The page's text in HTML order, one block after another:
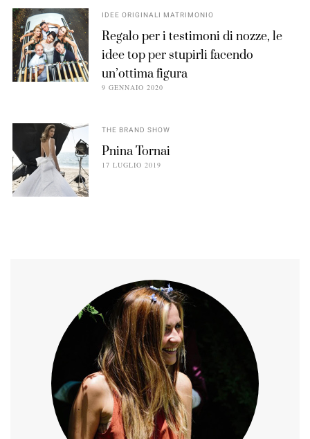
IDEE ORIGINALI MATRIMONIO
Regalo per i testimoni di nozze, le
idee top per stupirli facendo
un’ottima figura
9 GENNAIO 2020
THE BRAND SHOW
Pnina Tornai
17 LUGLIO 2019